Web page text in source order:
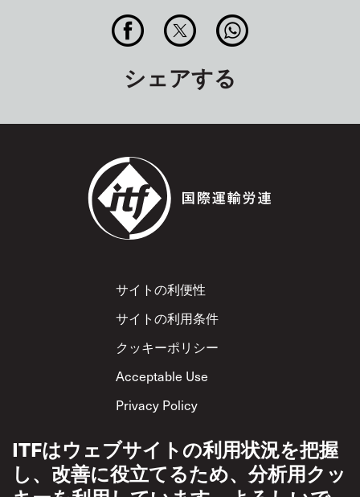
シェアする
Footer
サイトの利便性
サイトの利用条件
クッキーポリシー
Acceptable Use
Privacy Policy
ITFはウェブサイトの利用状況を把握
し、改善に役立てるため、分析用クッ